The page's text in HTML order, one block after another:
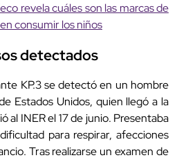
revela cuáles son las marcas de
consumir los niños
detectados
KP.3 se detectó en un hombre
Estados Unidos, quien llegó a la
al INER el 17 de junio. Presentaba
para respirar, afecciones
Tras realizarse un examen de